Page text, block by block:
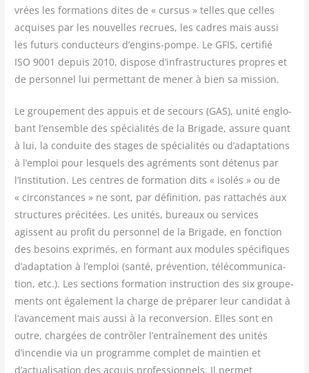
vrées les for­ma­tions dites de « cur­sus » telles que celles
acquises par les nou­velles recrues, les cadres mais aus­si
les futurs conduc­teurs d’engins-pompe. Le GFIS, cer­ti­fié
ISO 9001 depuis 2010, dis­pose d’infrastructures propres et
de per­son­nel lui per­met­tant de mener à bien sa mission.
Le grou­pe­ment des appuis et de secours (GAS), uni­té englo­
bant l’ensemble des spé­cia­li­tés de la Bri­gade, assure quant
à lui, la conduite des stages de spé­cia­li­tés ou d’adaptations
à l’emploi pour les­quels des agré­ments sont déte­nus par
l’Institution. Les centres de for­ma­tion dits « iso­lés » ou de
« cir­cons­tances » ne sont, par défi­ni­tion, pas rat­ta­chés aux
struc­tures pré­ci­tées. Les uni­tés, bureaux ou ser­vices
agissent au pro­fit du per­son­nel de la Bri­gade, en fonc­tion
des besoins expri­més, en for­mant aux modules spé­ci­fiques
d’adaptation à l’emploi (san­té, pré­ven­tion, télé­com­mu­ni­ca­
tion, etc.). Les sec­tions for­ma­tion ins­truc­tion des six grou­pe­
ments ont éga­le­ment la charge de pré­pa­rer leur can­di­dat à
l’avancement mais aus­si à la recon­ver­sion. Elles sont en
outre, char­gées de contrô­ler l’entraînement des uni­tés
d’incendie via un pro­gramme com­plet de main­tien et
d’actualisation des acquis pro­fes­sion­nels. Il per­met